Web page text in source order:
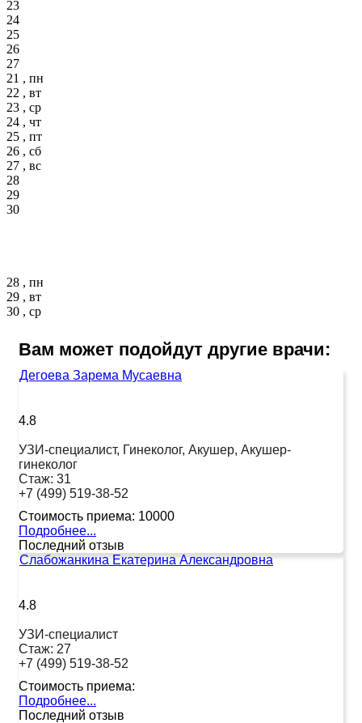
23
24
25
26
27
21 , пн
22 , вт
23 , ср
24 , чт
25 , пт
26 , сб
27 , вс
28
29
30
28 , пн
29 , вт
30 , ср
Вам может подойдут другие врачи:
Дегоева Зарема Мусаевна
4.8
УЗИ-специалист, Гинеколог, Акушер, Акушер-
гинеколог
Стаж: 31
+7 (499) 519-38-52
Стоимость приема: 10000
Подробнее...
Последний отзыв
Слабожанкина Екатерина Александровна
4.8
УЗИ-специалист
Стаж: 27
+7 (499) 519-38-52
Стоимость приема:
Подробнее...
Последний отзыв